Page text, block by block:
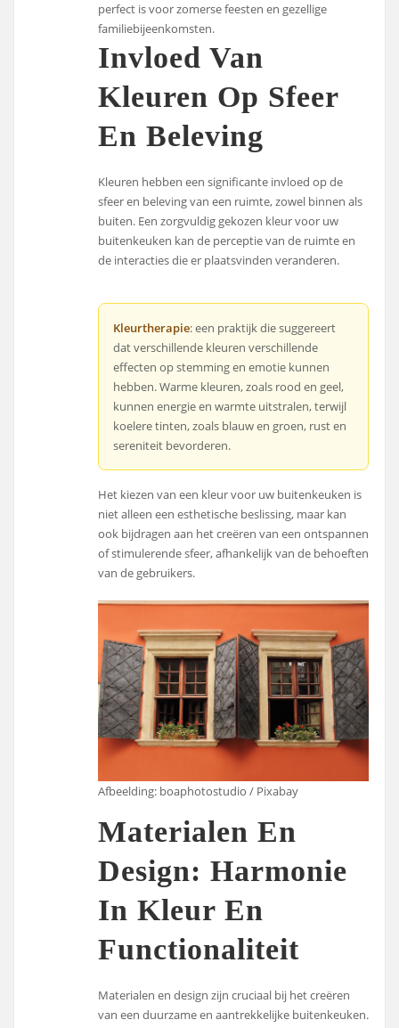
perfect is voor zomerse feesten en gezellige
familiebijeenkomsten.
Invloed Van
Kleuren Op Sfeer
En Beleving
Kleuren hebben een significante invloed op de
sfeer en beleving van een ruimte, zowel binnen als
buiten. Een zorgvuldig gekozen kleur voor uw
buitenkeuken kan de perceptie van de ruimte en
de interacties die er plaatsvinden veranderen.
Kleurtherapie: een praktijk die suggereert
dat verschillende kleuren verschillende
effecten op stemming en emotie kunnen
hebben. Warme kleuren, zoals rood en geel,
kunnen energie en warmte uitstralen, terwijl
koelere tinten, zoals blauw en groen, rust en
sereniteit bevorderen.
Het kiezen van een kleur voor uw buitenkeuken is
niet alleen een esthetische beslissing, maar kan
ook bijdragen aan het creëren van een ontspannen
of stimulerende sfeer, afhankelijk van de behoeften
van de gebruikers.
Afbeelding: boaphotostudio / Pixabay
Materialen En
Design: Harmonie
In Kleur En
Functionaliteit
Materialen en design zijn cruciaal bij het creëren
van een duurzame en aantrekkelijke buitenkeuken.